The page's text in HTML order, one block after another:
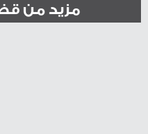
مزيد من